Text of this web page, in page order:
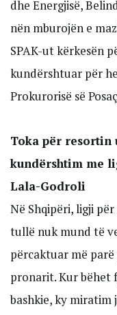
dhe Energjisë,
nën mburojën e
SPAK-ut kërkesën
kundërshtuar për
Prokurorisë së
Toka për resortin
kundërshtim me
Lala-Godroli
Në Shqipëri, ligji
tullë nuk mund të
përcaktuar më
pronarit. Kur bëhet
bashkie, ky miratim